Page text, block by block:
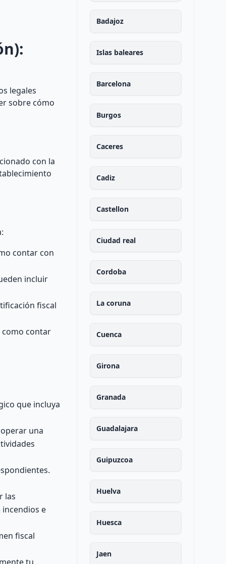
legales
sobre cómo
con la
contar con
incluir
fiscal
como contar
que incluya
una
las
e
fiscal
Badajoz
Islas baleares
Barcelona
Burgos
Caceres
Cadiz
Castellon
Ciudad real
Cordoba
La coruna
Cuenca
Girona
Granada
Guadalajara
Guipuzcoa
Huelva
Huesca
Jaen